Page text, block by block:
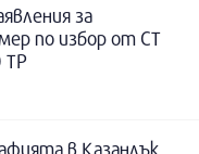
за
по избор от СТ
ТР
в Казанлък